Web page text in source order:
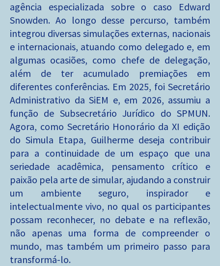
agência especializada sobre o caso Edward
Snowden. Ao longo desse percurso, também
integrou diversas simulações externas, nacionais
e internacionais, atuando como delegado e, em
algumas ocasiões, como chefe de delegação,
além de ter acumulado premiações em
diferentes conferências. Em 2025, foi Secretário
Administrativo da SiEM e, em 2026, assumiu a
função de Subsecretário Jurídico do SPMUN.
Agora, como Secretário Honorário da XI edição
do Simula Etapa, Guilherme deseja contribuir
para a continuidade de um espaço que una
seriedade acadêmica, pensamento crítico e
paixão pela arte de simular, ajudando a construir
um ambiente seguro, inspirador e
intelectualmente vivo, no qual os participantes
possam reconhecer, no debate e na reflexão,
não apenas uma forma de compreender o
mundo, mas também um primeiro passo para
transformá-lo.